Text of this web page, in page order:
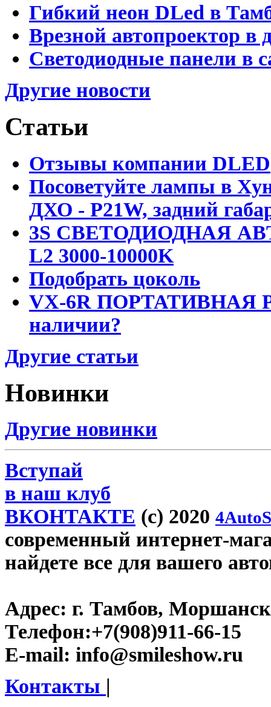
Гибкий неон DLed в
Врезной автопроектор в
Светодиодные панели в
Другие новости
Статьи
Отзывы компании DLED
Посоветуйте лампы в
ДХО - P21W, задний
3S СВЕТОДИОДНАЯ
L2 3000-10000K
Подобрать цоколь
VX-6R ПОРТАТИВНАЯ
наличии?
Другие статьи
Новинки
Другие новинки
Вступай
в наш клуб
ВКОНТАКТЕ (c) 2020
современный интернет-
найдете все для вашего
Адрес: г. Тамбов,
Телефон:+7(908)911-66-15
E-mail: info@smileshow.ru
Контакты |